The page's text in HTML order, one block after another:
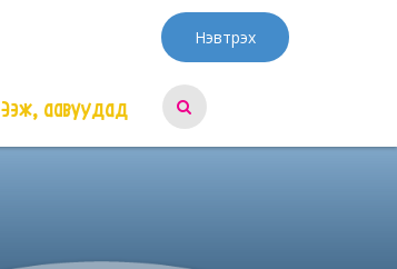
Нэвтрэх
Ээж, аавуудад